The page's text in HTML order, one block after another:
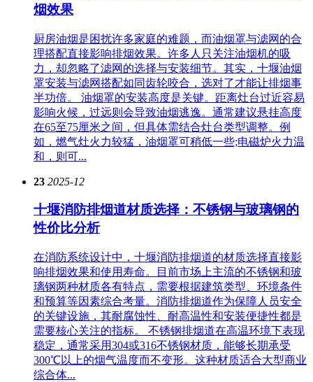
烟效果
厨房油烟是困扰许多家庭的难题，而油烟罩与滤网的合
理搭配直接影响排烟效果。许多人只关注油烟机的吸
力，却忽略了滤网的选择与安装细节。其实，十堰油烟
罩安装与滤网搭配如同齿轮咬合，选对了才能让排烟事
半功倍。 油烟罩的安装高度是关键。距离灶台过近容易
影响火候，过远则会导致油烟逃逸。通常建议悬挂高度
在65至75厘米之间，但具体需结合灶台类型调整。例
如，燃气灶火力较猛，油烟罩可稍低一些;电磁炉火力温
和，则可...
23 2025-12
十堰消防排烟道材质选择：不锈钢与玻璃钢的
性价比分析
在消防系统设计中，十堰消防排烟道的材质选择直接影
响排烟效果和使用寿命。目前市场上主流的不锈钢和玻
璃钢两种材质各有特点，需要根据建筑类型、环境条件
和预算等因素综合考量。消防排烟道作为保障人员安全
的关键设施，其耐腐蚀性、耐高温性和安装便捷性都是
需要核心关注的指标。 不锈钢排烟道在高温环境下表现
稳定，通常采用304或316不锈钢材质，能够长期承受
300℃以上的烟气温度而不变形。这种材质适合大型商业
综合体...